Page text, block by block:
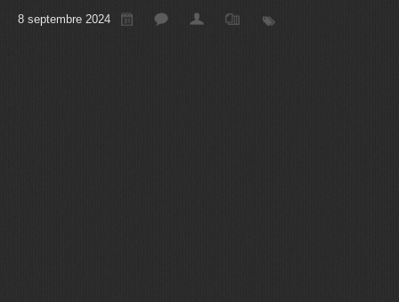
8 septembre 2024